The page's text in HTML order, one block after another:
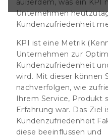
wie die
individuell
Falls Sie eine
unseren
wie geht
Kennzahlen.
außerdem, was ein KPI
Unternehmen
Kundenzufriedenheit
KPI ist eine Metrik
Unternehmen zur
Kundenzufriedenheit
wird. Mit dieser können
nachverfolgen, wie
Ihrem Service, Produkt
Erfahrung war. Das Ziel
Kundenzufriedenheit
diese beeinflussen und